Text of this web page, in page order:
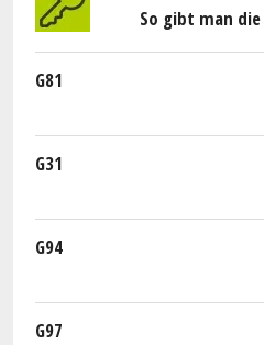
So gibt man
G81
G31
G94
G97